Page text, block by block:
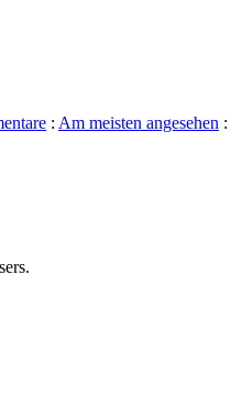
: Am meisten angesehen :